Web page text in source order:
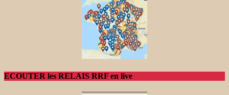
ECOUTER les RELAIS RRF en live